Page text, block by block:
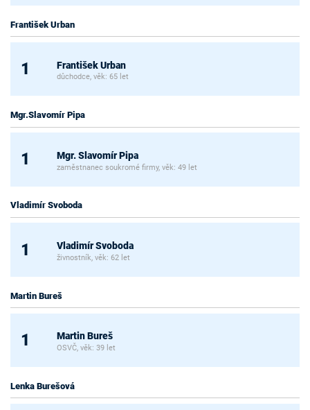
František Urban
1 František Urban
důchodce, věk: 65 let
Mgr.Slavomír Pipa
1 Mgr. Slavomír Pipa
zaměstnanec soukromé firmy, věk: 49 let
Vladimír Svoboda
1 Vladimír Svoboda
živnostník, věk: 62 let
Martin Bureš
1 Martin Bureš
OSVČ, věk: 39 let
Lenka Burešová